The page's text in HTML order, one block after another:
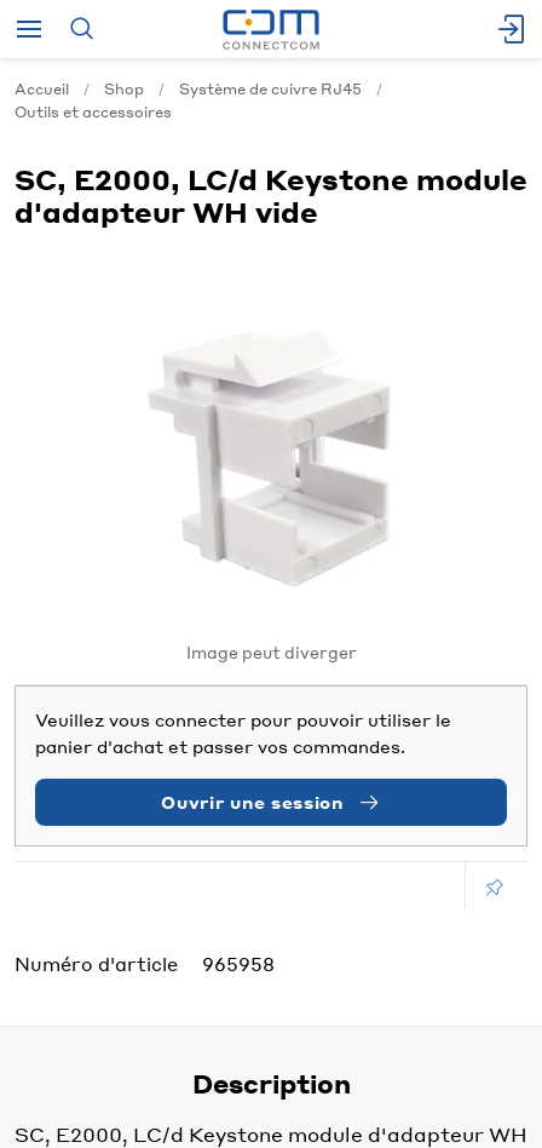
Accueil Shop
Système de cuivre RJ45
Outils et accessoires
SC, E2000, LC/d Keystone module
d'adapteur WH vide
Image peut diverger
Veuillez vous connecter pour pouvoir utiliser le
panier d'achat et passer vos commandes.
Ouvrir une session
Numéro d'article 965958
Description
SC, E2000, LC/d Keystone module d'adapteur WH